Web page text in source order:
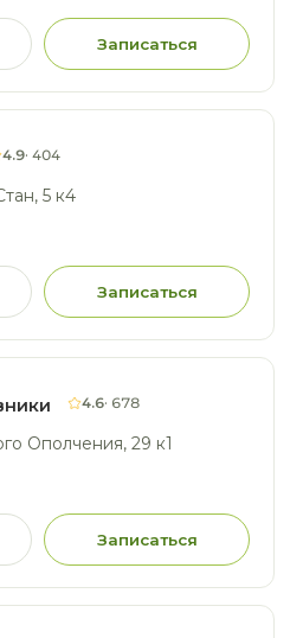
Записаться
4.9· 404
5 к4
Записаться
4.6· 678
Ополчения, 29 к1
Записаться